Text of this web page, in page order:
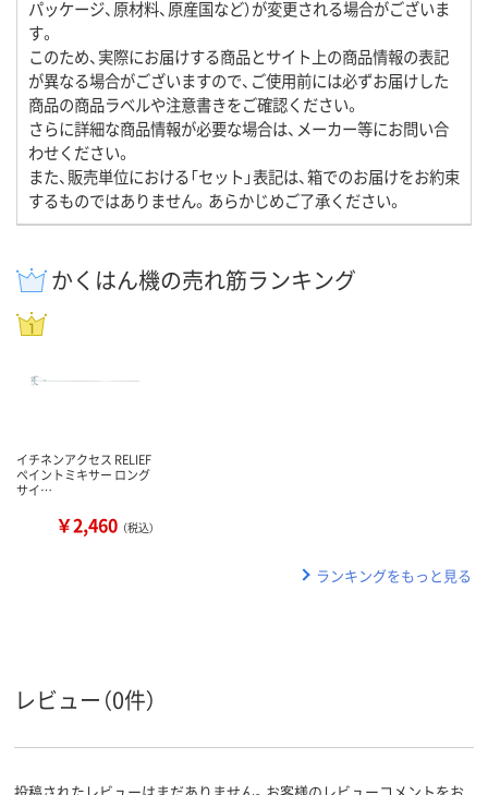
パッケージ、原材料、原産国など）が変更される場合がございま
す。
このため、実際にお届けする商品とサイト上の商品情報の表記
が異なる場合がございますので、ご使用前には必ずお届けした
商品の商品ラベルや注意書きをご確認ください。
さらに詳細な商品情報が必要な場合は、メーカー等にお問い合
わせください。
また、販売単位における「セット」表記は、箱でのお届けをお約束
するものではありません。あらかじめご了承ください。
かくはん機の売れ筋ランキング
イチネンアクセス RELIEF
ペイントミキサー ロング
サイ…
￥2,460 （税込）
ランキングをもっと見る
レビュー（0件）
投稿されたレビューはまだありません。お客様のレビューコメントをお